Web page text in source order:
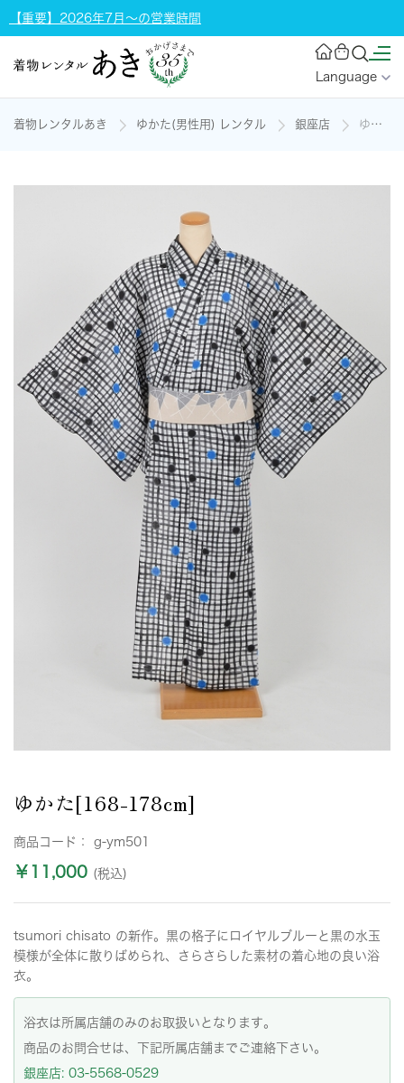
【重要】2026年7月～の営業時間
Language
着物レンタルあき ゆかた(男性用) レンタル 銀座店 ゆかた[168-178cm]の着物レンタル
ゆかた[168-178cm]
商品コード： g-ym501
￥11,000 (税込)
tsumori chisato の新作。黒の格子にロイヤルブルーと黒の水玉
模様が全体に散りばめられ、さらさらした素材の着心地の良い浴
衣。
浴衣は所属店舗のみのお取扱いとなります。
商品のお問合せは、下記所属店舗までご連絡下さい。
銀座店: 03-5568-0529